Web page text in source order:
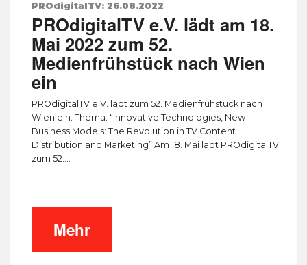
PROdigitalTV: 26.08.2022
PROdigitalTV e.V. lädt am 18.
Mai 2022 zum 52.
Medienfrühstück nach Wien
ein
PROdigitalTV e.V. lädt zum 52. Medienfrühstück nach
Wien ein. Thema: “Innovative Technologies, New
Business Models: The Revolution in TV Content
Distribution and Marketing” Am 18. Mai lädt PROdigitalTV
zum 52....
Mehr